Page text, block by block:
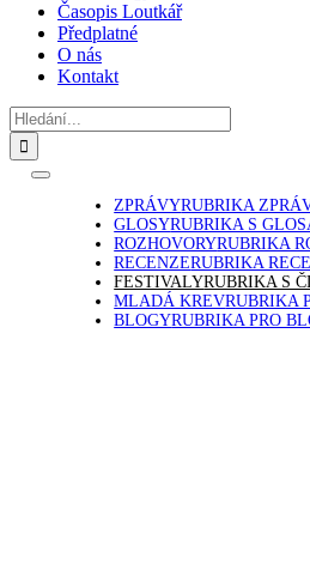
Časopis Loutkář
Předplatné
O nás
Kontakt
Hledat:
Toggle
Navigation
ZPRÁVYRUBRIKA
GLOSYRUBRIKA S
ROZHOVORYRUBRIKA
RECENZERUBRIKA
FESTIVALYRUBRIKA S
MLADÁ KREVRUBRIKA
BLOGYRUBRIKA PRO